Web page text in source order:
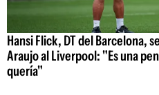
Hansi Flick, DT del Barcelona,
Araujo al Liverpool: "Es una
quería"